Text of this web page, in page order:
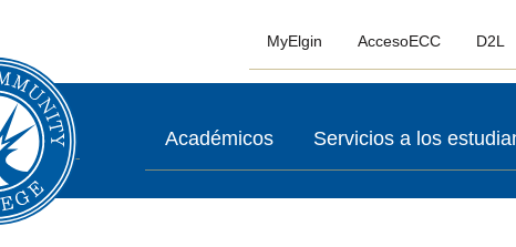
MyElgin AccesoECC D2L
Académicos Servicios a los